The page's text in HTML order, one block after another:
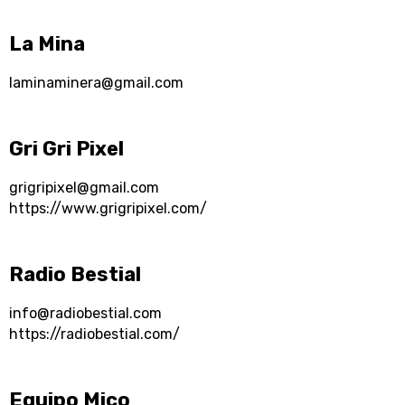
La Mina
laminaminera@gmail.com
Gri Gri Pixel
grigripixel@gmail.com
https://www.grigripixel.com/
Radio Bestial
info@radiobestial.com
https://radiobestial.com/
Equipo Mico